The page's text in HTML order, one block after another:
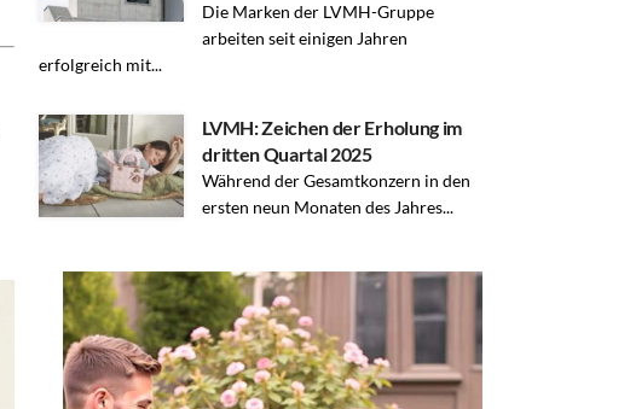
Die Marken der LVMH-Gruppe
arbeiten seit einigen Jahren
erfolgreich mit...
LVMH: Zeichen der Erholung im
dritten Quartal 2025
Während der Gesamtkonzern in den
ersten neun Monaten des Jahres...